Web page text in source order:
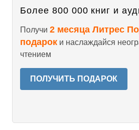
Более 800 000 книг и
Получи 2 месяца Литрес
подарок и наслаждайся
чтением
ПОЛУЧИТЬ ПОДАРОК